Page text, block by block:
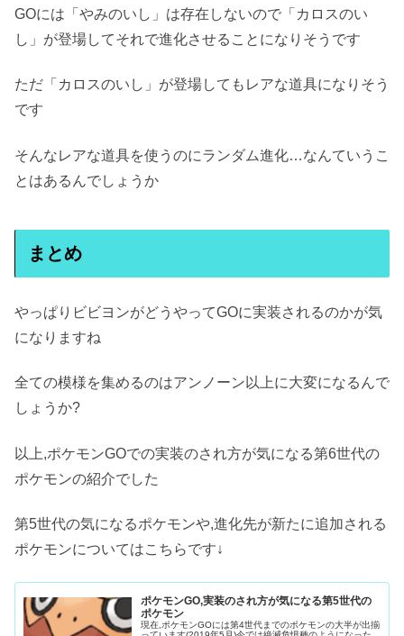
GOには「やみのいし」は存在しないので「カロスのい
し」が登場してそれで進化させることになりそうです
ただ「カロスのいし」が登場してもレアな道具になりそう
です
そんなレアな道具を使うのにランダム進化…なんていうこ
とはあるんでしょうか
まとめ
やっぱりビビヨンがどうやってGOに実装されるのかが気
になりますね
全ての模様を集めるのはアンノーン以上に大変になるんで
しょうか?
以上,ポケモンGOでの実装のされ方が気になる第6世代の
ポケモンの紹介でした
第5世代の気になるポケモンや,進化先が新たに追加される
ポケモンについてはこちらです↓
ポケモンGO,実装のされ方が気になる第5世代の
ポケモン
現在,ポケモンGOには第4世代までのポケモンの大半が出揃